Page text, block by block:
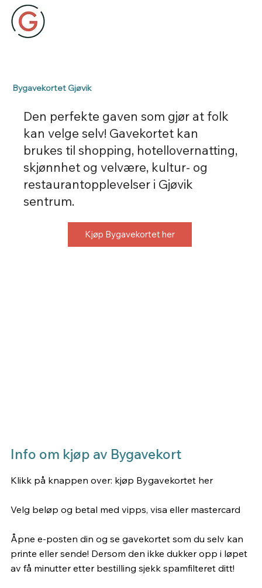
Bygavekortet Gjøvik
Den perfekte gaven som gjør at folk
kan velge selv! Gavekortet kan
brukes til shopping, hotellovernatting,
skjønnhet og velvære, kultur- og
restaurantopplevelser i Gjøvik
sentrum.
Kjøp Bygavekortet her
Info om kjøp av Bygavekort
Klikk på knappen over: kjøp Bygavekortet her
Velg beløp og betal med vipps, visa eller mastercard
Åpne e-posten din og se gavekortet som du selv kan
printe eller sende! Dersom den ikke dukker opp i løpet
av få minutter etter bestilling sjekk spamfilteret ditt!